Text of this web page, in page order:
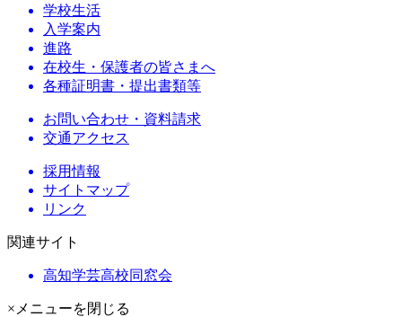
学校生活
入学案内
進路
在校生・保護者の皆さまへ
各種証明書・提出書類等
お問い合わせ・資料請求
交通アクセス
採用情報
サイトマップ
リンク
関連サイト
高知学芸高校同窓会
×メニューを閉じる